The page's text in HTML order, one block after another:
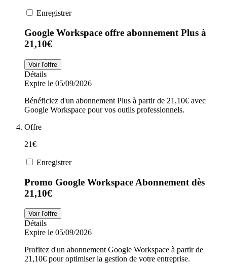
Enregistrer
Google Workspace offre abonnement Plus à
21,10€
Voir l'offre
Détails
Expire le 05/09/2026
Bénéficiez d'un abonnement Plus à partir de 21,10€ avec
Google Workspace pour vos outils professionnels.
Offre
21€
Enregistrer
Promo Google Workspace Abonnement dès
21,10€
Voir l'offre
Détails
Expire le 05/09/2026
Profitez d'un abonnement Google Workspace à partir de
21,10€ pour optimiser la gestion de votre entreprise.